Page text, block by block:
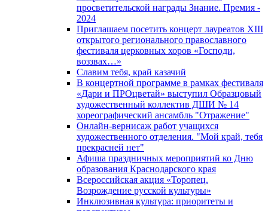
просветительской награды Знание. Премия -
2024
Приглашаем посетить концерт лауреатов XIII
открытого регионального православного
фестиваля церковных хоров «Господи,
воззвах…»
Славим тебя, край казачий
В концертной программе в рамках фестиваля
«Дари и ПРОцветай» выступил Образцовый
художественный коллектив ДШИ № 14
хореографический ансамбль "Отражение"
Онлайн-вернисаж работ учащихся
художественного отделения. "Мой край, тебя
прекрасней нет"
Афиша праздничных мероприятий ко Дню
образования Краснодарского края
Всероссийская акция «Торопец.
Возрождение русской культуры»
Инклюзивная культура: приоритеты и